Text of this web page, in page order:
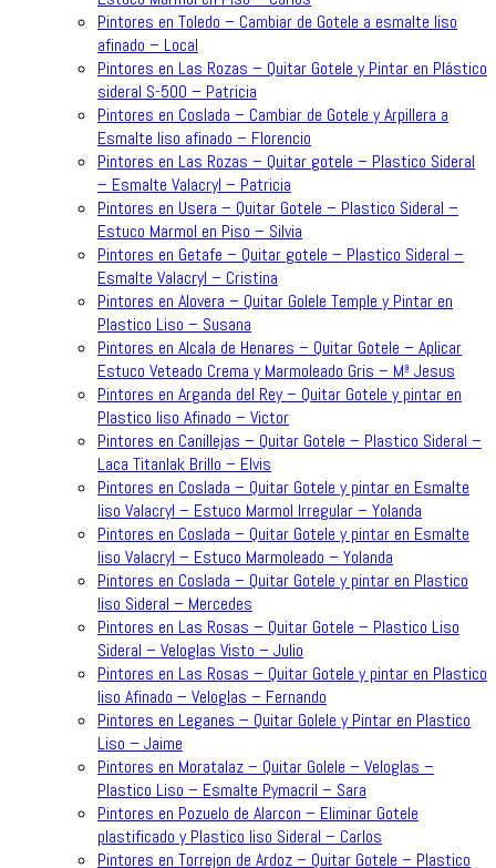
Pintores en Toledo – Cambiar de Gotele a esmalte liso
afinado – Local
Pintores en Las Rozas – Quitar Gotele y Pintar en Plástico
sideral S-500 – Patricia
Pintores en Coslada – Cambiar de Gotele y Arpillera a
Esmalte liso afinado – Florencio
Pintores en Las Rozas – Quitar gotele – Plastico Sideral
– Esmalte Valacryl – Patricia
Pintores en Usera – Quitar Gotele – Plastico Sideral –
Estuco Marmol en Piso – Silvia
Pintores en Getafe – Quitar gotele – Plastico Sideral –
Esmalte Valacryl – Cristina
Pintores en Alovera – Quitar Golele Temple y Pintar en
Plastico Liso – Susana
Pintores en Alcala de Henares – Quitar Gotele – Aplicar
Estuco Veteado Crema y Marmoleado Gris – Mª Jesus
Pintores en Arganda del Rey – Quitar Gotele y pintar en
Plastico liso Afinado – Victor
Pintores en Canillejas – Quitar Gotele – Plastico Sideral –
Laca Titanlak Brillo – Elvis
Pintores en Coslada – Quitar Gotele y pintar en Esmalte
liso Valacryl – Estuco Marmol Irregular – Yolanda
Pintores en Coslada – Quitar Gotele y pintar en Esmalte
liso Valacryl – Estuco Marmoleado – Yolanda
Pintores en Coslada – Quitar Gotele y pintar en Plastico
liso Sideral – Mercedes
Pintores en Las Rosas – Quitar Gotele – Plastico Liso
Sideral – Veloglas Visto – Julio
Pintores en Las Rosas – Quitar Gotele y pintar en Plastico
liso Afinado – Veloglas – Fernando
Pintores en Leganes – Quitar Golele y Pintar en Plastico
Liso – Jaime
Pintores en Moratalaz – Quitar Golele – Veloglas –
Plastico Liso – Esmalte Pymacril – Sara
Pintores en Pozuelo de Alarcon – Eliminar Gotele
plastificado y Plastico liso Sideral – Carlos
Pintores en Torrejon de Ardoz – Quitar Gotele – Plastico